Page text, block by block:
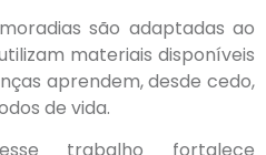
são adaptadas ao
materiais disponíveis
aprendem, desde cedo,
de vida.